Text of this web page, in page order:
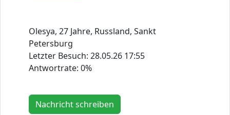
Olesya, 27 Jahre, Russland, Sankt
Petersburg
Letzter Besuch: 28.05.26 17:55
Antwortrate: 0%
Nachricht schreiben